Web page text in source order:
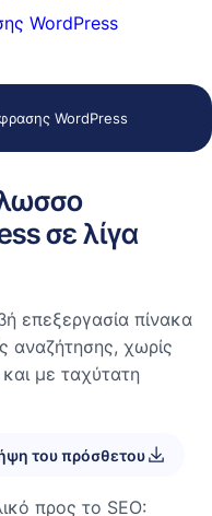
WordPress
WordPress
σε λίγα
επεξεργασία πίνακα
αναζήτησης, χωρίς
με ταχύτατη
του πρόσθετου
προς το SEO: